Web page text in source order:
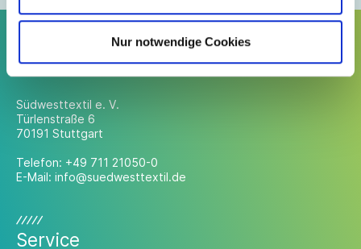
Nur notwendige Cookies
Kontakt
Südwesttextil e. V.
Türlenstraße 6
70191 Stuttgart
Telefon: +49 711 21050-0
E-Mail: info@suedwesttextil.de
Service